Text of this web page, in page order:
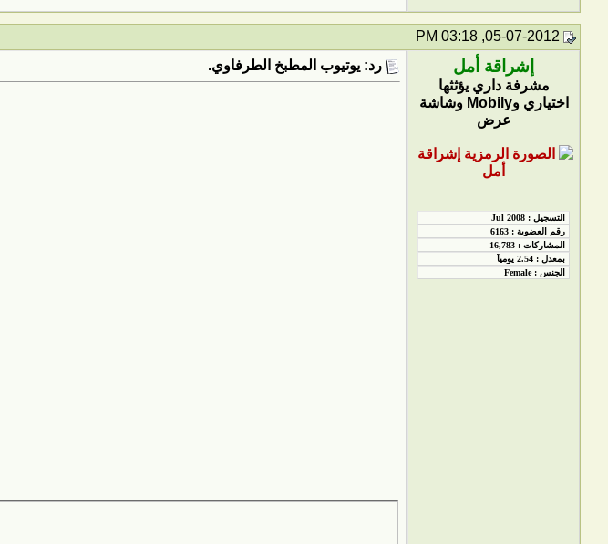
إشراقة أمل
مشرفة داري يؤثثها
اختياري وMobily وشاشة
عرض
رد: يوتيوب المطبخ الطرفاوي.